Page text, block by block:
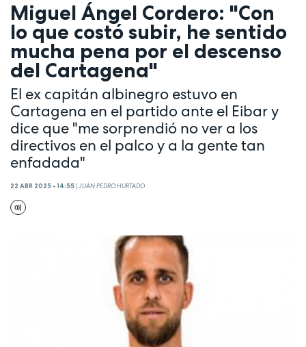
Miguel Ángel Cordero: "Con
lo que costó subir, he sentido
mucha pena por el descenso
del Cartagena"
El ex capitán albinegro estuvo en
Cartagena en el partido ante el Eibar y
dice que "me sorprendió no ver a los
directivos en el palco y a la gente tan
enfadada"
22 ABR 2025 - 14:55 |JUAN PEDRO HURTADO